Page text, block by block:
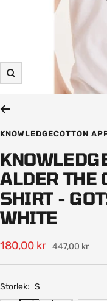
Zooma
KNOWLEDGECOTTON
ALDER THE
SHIRT -
WHITE
Rea-
pris
180,00 kr Pris
447,00 kr
Storlek: S